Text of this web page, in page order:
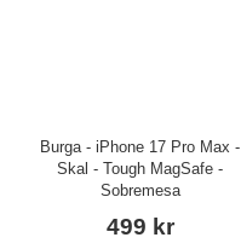
Burga - iPhone 17 Pro Max -
Skal - Tough MagSafe -
Sobremesa
499 kr